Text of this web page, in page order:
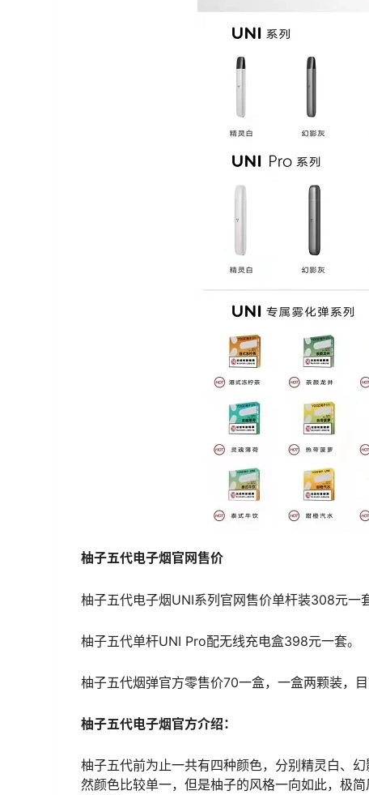
柚子五代电子烟官网售价
柚子五代电子烟UNI系列官网售价单杆装308元一套
柚子五代单杆UNI Pro配无线充电盒398元一套。
柚子五代烟弹官方零售价70一盒，一盒两颗装，目
柚子五代电子烟官方介绍：
柚子五代前为止一共有四种颜色，分别精灵白、
然颜色比较单一，但是柚子的风格一向如此，极